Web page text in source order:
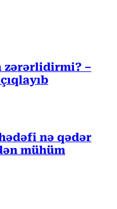
zərərlidirmi? –
nə qədər
mühüm